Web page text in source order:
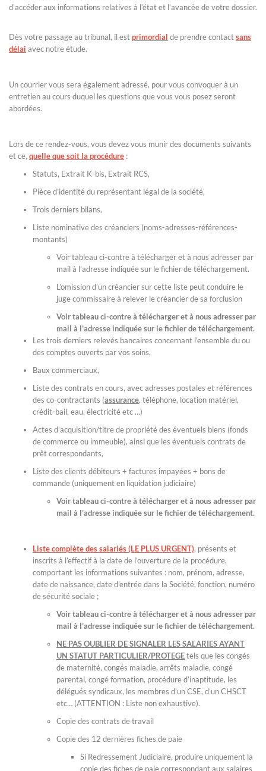
d’accéder aux informations relatives à l’état et l’avancée de votre dossier.
Dès votre passage au tribunal, il estprimordial de prendre contactsans
délai avec notre étude.
Un courrier vous sera également adressé, pour vous convoquer à un
entretien au cours duquel les questions que vous vous posez seront
abordées.
Lors de ce rendez-vous, vous devez vous munir des documents suivants
et ce, quelle que soit la procédure :
Statuts, Extrait K-bis, Extrait RCS,
Pièce d’identité du représentant légal de la société,
Trois derniers bilans,
Liste nominative des créanciers (noms-adresses-références-
montants)
Voir tableau ci-contre à télécharger et à nous adresser par
mail à l’adresse indiquée sur le fichier de téléchargement.
L’omission d’un créancier sur cette liste peut conduire le
juge commissaire à relever le créancier de sa forclusion
Voir tableau ci-contre à télécharger et à nous adresser par
mail à l’adresse indiquée sur le fichier de téléchargement.
Les trois derniers relevés bancaires concernant l’ensemble du ou
des comptes ouverts par vos soins,
Baux commerciaux,
Liste des contrats en cours, avec adresses postales et références
des co-contractants (assurance, téléphone, location matériel,
crédit-bail, eau, électricité etc …)
Actes d’acquisition/titre de propriété des éventuels biens (fonds
de commerce ou immeuble), ainsi que les éventuels contrats de
prêt correspondants,
Liste des clients débiteurs + factures impayées + bons de
commande (uniquement en liquidation judiciaire)
Voir tableau ci-contre à télécharger et à nous adresser par
mail à l’adresse indiquée sur le fichier de téléchargement.
Liste complète des salariés (LE PLUS URGENT), présents et
inscrits à l’effectif à la date de l’ouverture de la procédure,
comportant les informations suivantes : nom, prénom, adresse,
date de naissance, date d'entrée dans la Société, fonction, numéro
de sécurité sociale ;
Voir tableau ci-contre à télécharger et à nous adresser par
mail à l’adresse indiquée sur le fichier de téléchargement.
NE PAS OUBLIER DE SIGNALER LES SALARIES AYANT
UN STATUT PARTICULIER/PROTEGEtels que les congés
de maternité, congés maladie, arrêts maladie, congé
parental, congé formation, procédure d’inaptitude, les
délégués syndicaux, les membres d’un CSE, d’un CHSCT
etc… (ATTENTION : Liste non exhaustive).
Copie des contrats de travail
Copie des 12 dernières fiches de paie
Si Redressement Judiciaire, produire uniquement la
copie des fiches de paie correspondant aux salaires